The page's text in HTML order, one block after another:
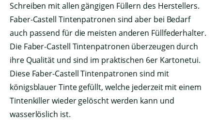
Schreiben mit allen gängigen Füllern des Herstellers.
Faber-Castell Tintenpatronen sind aber bei Bedarf
auch passend für die meisten anderen Füllfederhalter.
Die Faber-Castell Tintenpatronen überzeugen durch
ihre Qualität und sind im praktischen 6er Kartonetui.
Diese Faber-Castell Tintenpatronen sind mit
königsblauer Tinte gefüllt, welche jederzeit mit einem
Tintenkiller wieder gelöscht werden kann und
wasserlöslich ist.